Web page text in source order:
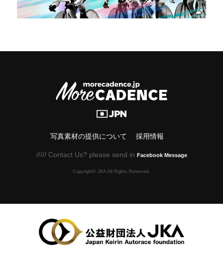
写真素材の提供について 採用情報
///// Contact Us? please send in Facebook Message
Copyright© JKA.All Rights Reserved.